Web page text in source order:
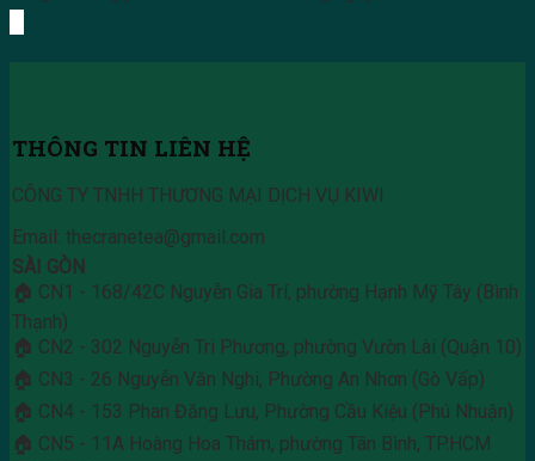
THÔNG TIN LIÊN HỆ
CÔNG TY TNHH THƯƠNG MẠI DỊCH VỤ KIWI
Email: thecranetea@gmail.com
SÀI GÒN
🏠 CN1 - 168/42C Nguyễn Gia Trí, phường Hạnh Mỹ Tây (Bình
Thạnh)
🏠 CN2 - 302 Nguyễn Tri Phương, phường Vườn Lài (Quận 10)
🏠 CN3 - 26 Nguyễn Văn Nghi, Phường An Nhơn (Gò Vấp)
🏠 CN4 - 153 Phan Đăng Lưu, Phường Cầu Kiệu (Phú Nhuận)
🏠 CN5 - 11A Hoàng Hoa Thám, phường Tân Bình, TP.HCM